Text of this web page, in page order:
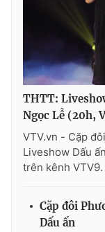
® Cấm sao chép
thuận bằng văn
thông tin từ
THTT:
Ngọc Lễ (20h,
VTV.vn - Cặp
Liveshow Dấu
trên kênh VTV9.
Cặp đôi
Dấu ấn